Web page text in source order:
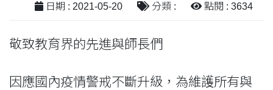
日期 : 2021-05-20 分類 : 點閱 : 3634
敬致教育界的先進與師長們
因應國內疫情警戒不斷升級，為維護所有與